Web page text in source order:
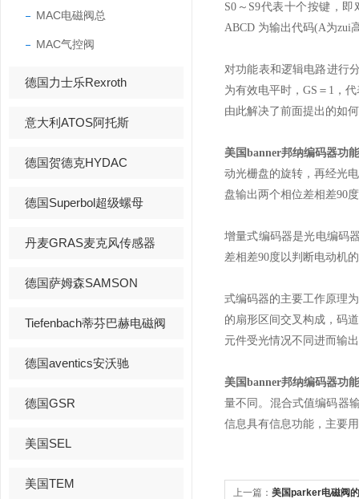
MAC电磁阀总
MAC气控阀
德国力士乐Rexroth
意大利ATOS阿托斯
德国贺德克HYDAC
德国Superbol超级螺母
丹麦GRAS麦克风传感器
德国萨姆森SAMSON
Tiefenbach蒂芬巴赫电磁阀
德国aventics安沃驰
德国GSR
美国SEL
美国TEM
S0～S9代表十个按键，
ABCD 为输出代码(A为zui
对功能表和逻辑电路进行
为有效电平时，GS＝1，
由此解决了前面提出的如
美国banner邦纳编码器功
动光栅盘的旋转，再经光
盘输出两个相位差相差90
增量式编码器是光电编码
差相差90度以判断电动机
式编码器的主要工作原理
的扇形区间交叉构成，码
元件受光情况不同进而输
美国banner邦纳编码器功
量不同。混合式值编码器
信息具有信息功能，主要
上一篇： 美国parker电磁阀